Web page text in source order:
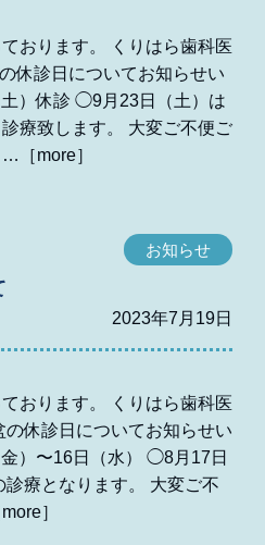
おります。 くりはら歯科医
休診日についてお知らせい
）休診 ◯9月23日（土）は
療致します。 大変ご不便ご
お知らせ
2023年7月19日
おります。 くりはら歯科医
休診日についてお知らせい
）〜16日（水） ◯8月17日
診療となります。 大変ご不